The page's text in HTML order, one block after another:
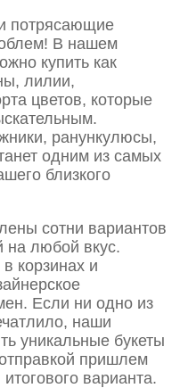
потрясающие
В нашем
купить как
лилии,
цветов, которые
ранункулюсы,
одним из самых
близкого
сотни вариантов
на любой вкус.
корзинах и
Если ни одно из
наши
уникальные букеты
пришлем
варианта.